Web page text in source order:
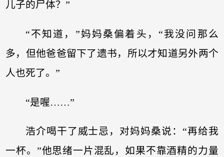
儿子的尸体？”
“不知道，”妈妈桑偏着头，“我没问那么
多，但他爸爸留下了遗书，所以才知道另外两个
人也死了。”
“是喔……”
浩介喝干了威士忌，对妈妈桑说：“再给我
一杯。”他思绪一片混乱，如果不靠酒精的力量